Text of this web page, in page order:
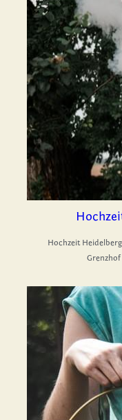
Hochzeit Heidelberg,
Grenzhof